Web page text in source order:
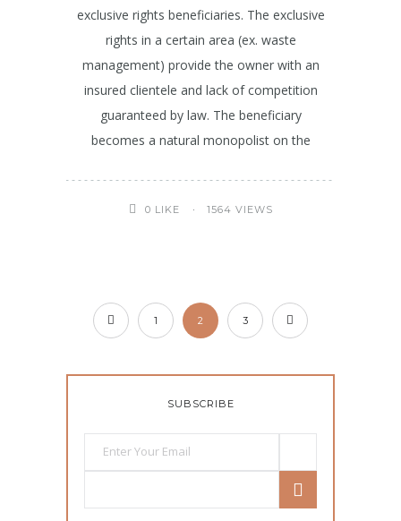
exclusive rights beneficiaries. The exclusive
rights in a certain area (ex. waste
management) provide the owner with an
insured clientele and lack of competition
guaranteed by law. The beneficiary
becomes a natural monopolist on the
0 LIKE 1564 VIEWS
1 2 3
SUBSCRIBE